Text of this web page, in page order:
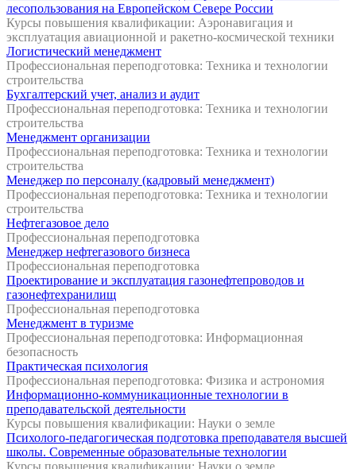
лесопользования на Европейском Севере России
Курсы повышения квалификации: Аэронавигация и
эксплуатация авиационной и ракетно-космической техники
Логистический менеджмент
Профессиональная переподготовка: Техника и технологии
строительства
Бухгалтерский учет, анализ и аудит
Профессиональная переподготовка: Техника и технологии
строительства
Менеджмент организации
Профессиональная переподготовка: Техника и технологии
строительства
Менеджер по персоналу (кадровый менеджмент)
Профессиональная переподготовка: Техника и технологии
строительства
Нефтегазовое дело
Профессиональная переподготовка
Менеджер нефтегазового бизнеса
Профессиональная переподготовка
Проектирование и эксплуатация газонефтепроводов и
газонефтехранилищ
Профессиональная переподготовка
Менеджмент в туризме
Профессиональная переподготовка: Информационная
безопасность
Практическая психология
Профессиональная переподготовка: Физика и астрономия
Информационно-коммуникационные технологии в
преподавательской деятельности
Курсы повышения квалификации: Науки о земле
Психолого-педагогическая подготовка преподавателя высшей
школы. Современные образовательные технологии
Курсы повышения квалификации: Науки о земле